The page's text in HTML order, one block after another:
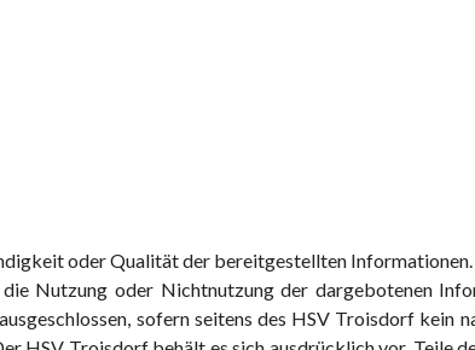
oder Qualität der bereitgestellten Informationen.
Nutzung oder Nichtnutzung der dargebotenen
sofern seitens des HSV Troisdorf kein